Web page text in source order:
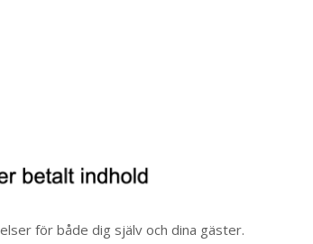
för både dig själv och dina gäster.